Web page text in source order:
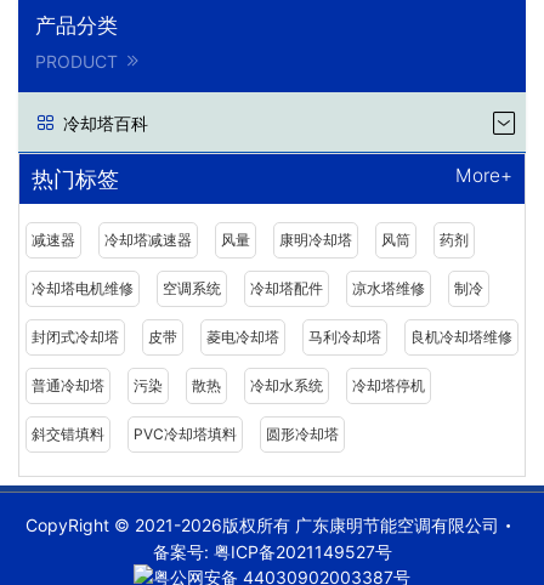
产品分类
PRODUCT
冷却塔百科
热门标签 More+
减速器 冷却塔减速器 风量 康明冷却塔 风筒 药剂
冷却塔电机维修 空调系统 冷却塔配件 凉水塔维修 制冷
封闭式冷却塔 皮带 菱电冷却塔 马利冷却塔 良机冷却塔维修
普通冷却塔 污染 散热 冷却水系统 冷却塔停机
斜交错填料 PVC冷却塔填料 圆形冷却塔
CopyRight © 2021-2026版权所有 广东康明节能空调有限公司
备案号: 粤ICP备2021149527号
粤公网安备 44030902003387号